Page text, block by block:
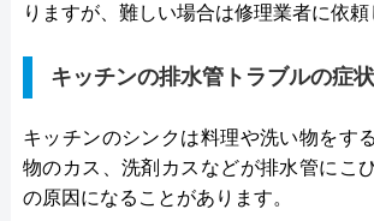
りますが、難しい場合は修理業者に依頼
キッチンの排水管トラブルの症状
キッチンのシンクは料理や洗い物をす
物のカス、洗剤カスなどが排水管にこ
の原因になることがあります。